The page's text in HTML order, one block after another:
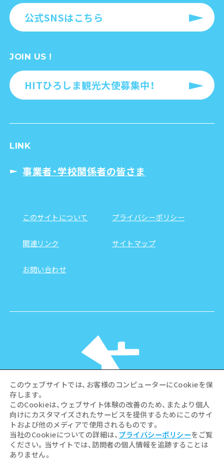
公式SNSはこちら
JOIN US !
HITひろしま観光大使募集中！
LINK
事業者・学校関係者の皆さま
このサイトについて プライバシーポリシー
関連リンク サイトマップ
お問い合わせ
©Hiroshima Tourism Association /
Hiroshima Prefecture / Hiroshima City .
All rights reserved
このウェブサイトでは、お客様のコンピューターにCookieを保
存します。
このCookieは、ウェブサイト体験の改善のため、またより個人
向けにカスタマイズされたサービスを提供するためにこのサイ
トおよび他のメディアで使用されるものです。
当社のCookieについての詳細は、 プライバシーポリシーをご覧
ください。当サイトでは、訪問者の個人情報を追跡することは
ありません。